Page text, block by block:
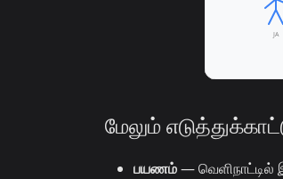
மேலும்
பயணம்— வெளிநாட்டில்